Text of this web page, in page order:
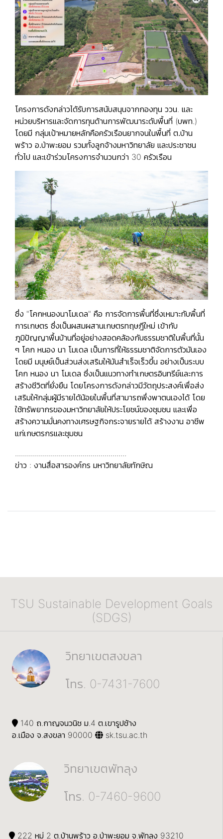
โครงการดังกล่าวได้รับการสนับสนุนจากกองทุน ววน. และ
หน่วยบริหารและจัดการทุนด้านการพัฒนาระดับพื้นที่ (บพท.)
โดยมี กลุ่มเป้าหมายหลักคือครัวเรือนยากจนในพื้นที่ ต.บ้าน
พร้าว อ.ป่าพะยอม รวมทั้งลูกจ้างมหาวิทยาลัย และประชาชน
ทั่วไป และเข้าร่วมโครงการจำนวนกว่า 30 ครัวเรือน
ซึ่ง "โคกหนองนาโมเดล" คือ การจัดการพื้นที่ซึ่งเหมาะกับพื้นที่
การเกษตร ซึ่งเป็นผสมผสานเกษตรทฤษฎีใหม่ เข้ากับ
ภูมิปัญญาพื้นบ้านที่อยู่อย่างสอดคล้องกับธรรมชาติในพื้นที่นั้น
ๆ โคก หนอง นา โมเดล เป็นการที่ให้ธรรมชาติจัดการตัวมันเอง
โดยมี มนุษย์เป็นส่วนส่งเสริมให้มันสำเร็จเร็วขึ้น อย่างเป็นระบบ
โคก หนอง นา โมเดล ซึ่งเป็นแนวทางทำเกษตรอินทรีย์และการ
สร้างชีวิตที่ยั่งยืน โดยโครงการดังกล่าวมีวัตถุประสงค์เพื่อส่ง
เสริมให้กลุ่มผู้มีรายได้น้อยในพื้นที่สามารถพึ่งพาตนเองได้ โดย
ใช้ทรัพยากรของมหาวิทยาลัยให้ประโยชน์ของชุมชน และเพื่อ
สร้างความมั่นคงทางเศรษฐกิจกระจายรายได้ สร้างงาน อาชีพ
แก่เกษตรกรและชุมชน
ข่าว : งานสื่อสารองค์กร มหาวิทยาลัยทักษิณ
TSU Sustainable Development Goals
(SDGS)
วิทยาเขตสงขลา
โทร. 0-7431-7600
140 ถ.กาญจนวนิช ม.4 ต.เขารูปช้าง
อ.เมือง จ.สงขลา 90000
sk.tsu.ac.th
วิทยาเขตพัทลุง
โทร. 0-7460-9600
222 หมู่ 2 ต.บ้านพร้าว อ.ป่าพะยอม จ.พัทลุง 93210